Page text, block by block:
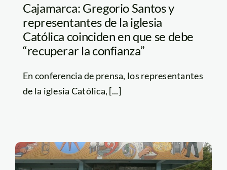
Cajamarca: Gregorio Santos y
representantes de la iglesia
Católica coinciden en que se debe
“recuperar la confianza”
En conferencia de prensa, los representantes
de la iglesia Católica, [...]